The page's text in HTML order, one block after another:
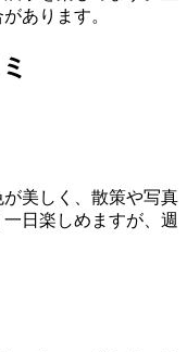
あります。
美しく、散策や写真
日楽しめますが、週